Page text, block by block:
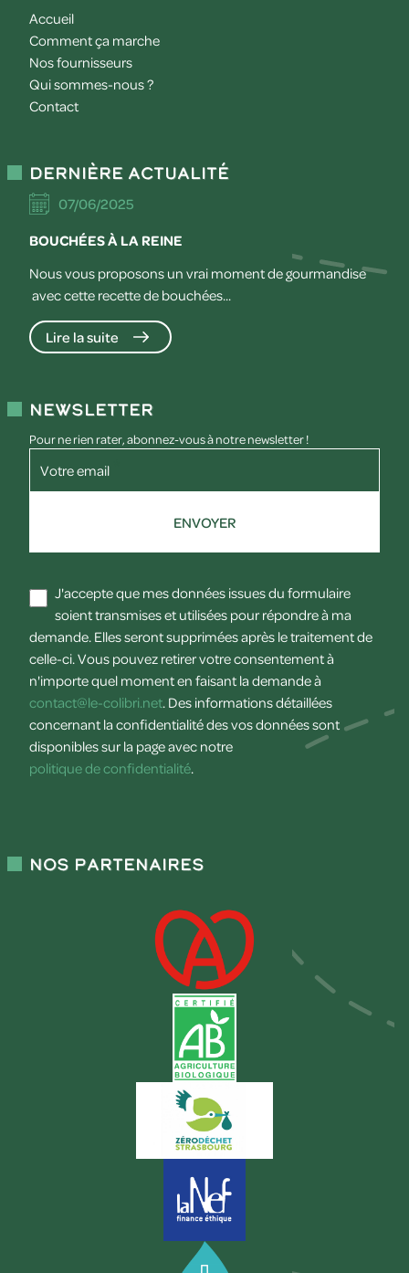
Accueil
Comment ça marche
Nos fournisseurs
Qui sommes-nous ?
Contact
Dernière actualité
07/06/2025
BOUCHÉES À LA REINE
Nous vous proposons un vrai moment de gourmandise
avec cette recette de bouchées...
Lire la suite
Newsletter
Pour ne rien rater, abonnez-vous à notre newsletter !
Votre email
ENVOYER
J'accepte que mes données issues du formulaire
soient transmises et utilisées pour répondre à ma
demande. Elles seront supprimées après le traitement de
celle-ci. Vous pouvez retirer votre consentement à
n'importe quel moment en faisant la demande à
contact@le-colibri.net. Des informations détaillées
concernant la confidentialité des vos données sont
disponibles sur la page avec notre
politique de confidentialité.
Nos partenaires